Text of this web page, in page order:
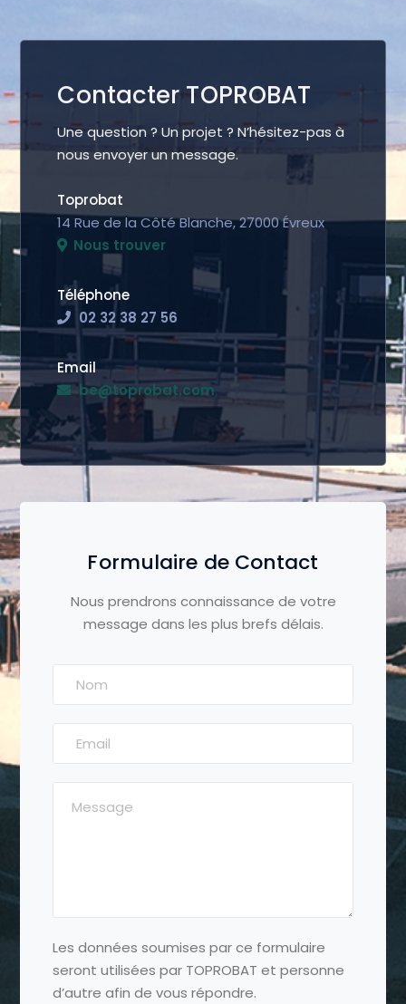
Contacter TOPROBAT
Une question ? Un projet ? N’hésitez-pas à
nous envoyer un message.
Toprobat
14 Rue de la Côté Blanche, 27000 Évreux
Nous trouver
Téléphone
02 32 38 27 56
Email
be@toprobat.com
Formulaire de Contact
Nous prendrons connaissance de votre
message dans les plus brefs délais.
Les données soumises par ce formulaire
seront utilisées par TOPROBAT et personne
d’autre afin de vous répondre.